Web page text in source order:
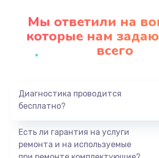
Заказать
Замена задней крышки
Заказать
Мы ответили на
которые нам
всего
Диагностика проводится
бесплатно?
Есть ли гарантия на услуги
ремонта и на используемые